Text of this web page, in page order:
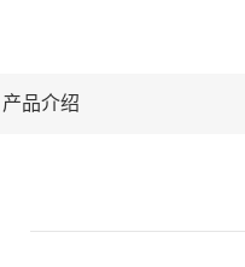
产品介绍